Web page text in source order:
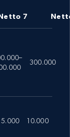
7
300.000
5.000 10.000